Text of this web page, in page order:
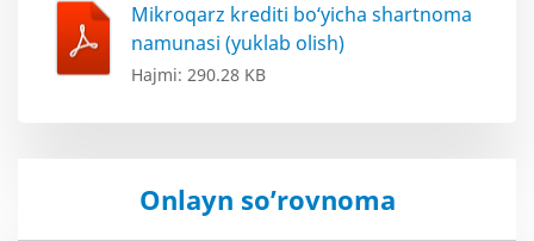
Mikroqarz krediti bo‘yicha shartnoma
namunasi (yuklab olish)
Hajmi: 290.28 KB
Onlayn so’rovnoma